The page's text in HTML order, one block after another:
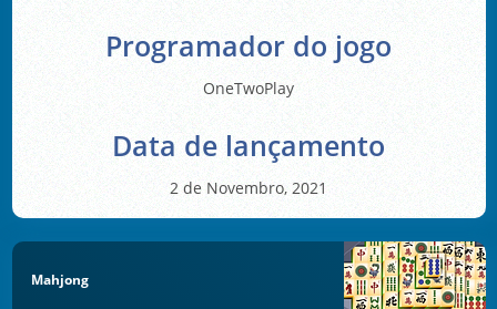
Programador do jogo
OneTwoPlay
Data de lançamento
2 de Novembro, 2021
Mahjong